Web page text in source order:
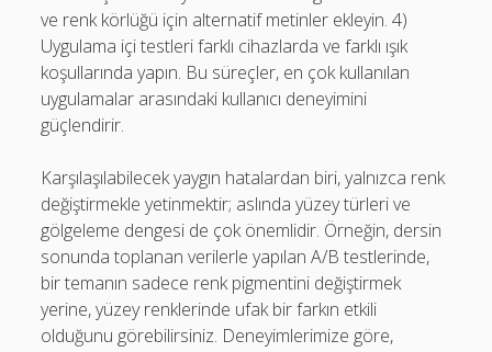
ve renk körlüğü için alternatif metinler ekleyin. 4)
Uygulama içi testleri farklı cihazlarda ve farklı ışık
koşullarında yapın. Bu süreçler, en çok kullanılan
uygulamalar arasındaki kullanıcı deneyimini
güçlendirir.
Karşılaşılabilecek yaygın hatalardan biri, yalnızca renk
değiştirmekle yetinmektir; aslında yüzey türleri ve
gölgeleme dengesi de çok önemlidir. Örneğin, dersin
sonunda toplanan verilerle yapılan A/B testlerinde,
bir temanın sadece renk pigmentini değiştirmek
yerine, yüzey renklerinde ufak bir farkın etkili
olduğunu görebilirsiniz. Deneyimlerimize göre,